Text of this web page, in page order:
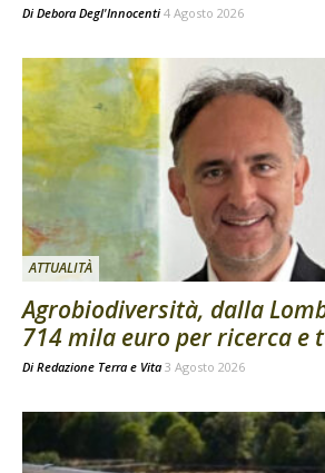
Di Debora Degl'Innocenti 4 Agosto 2026
ATTUALITÀ
Agrobiodiversità, dalla
714 mila euro per ricerca e
Di Redazione Terra e Vita 3 Agosto 2026